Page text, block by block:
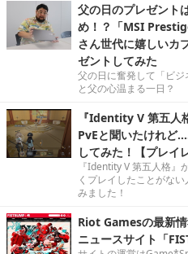
父の日のプレゼント
め！？「MSI
さん世代に嬉しいカ
ゼントしてみた
父の日に奮発して「ビ
と父の心温まる一日？
『Identity V 第五人
PvEと聞いたけれど
してみた！【プレイ
『Identity V 第五人格』
くプレイしたことがな
みました！
Riot Gamesの最新
ニュースサイト「